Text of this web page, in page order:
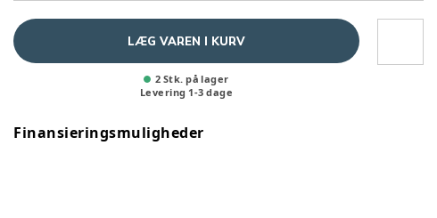
LÆG VAREN I KURV
2 Stk. på lager
Levering 1-3 dage
Finansieringsmuligheder